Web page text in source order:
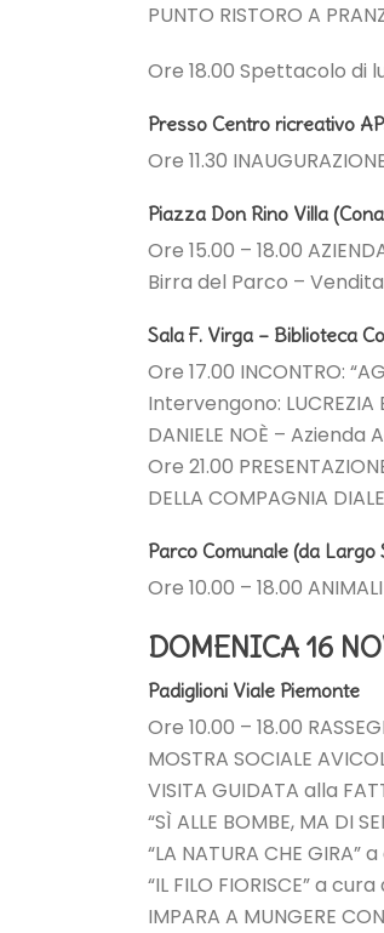
PUNTO RISTORO A
Ore 18.00 Spettacolo di
Presso Centro ricreativo
Ore 11.30
Piazza Don Rino Villa
Ore 15.00 – 18.00
Birra del Parco –
Sala F. Virga – Biblioteca
Ore 17.00 INCONTRO:
Intervengono: LUCREZIA
DANIELE NOÈ – Azienda
Ore 21.00
DELLA COMPAGNIA
Parco Comunale (da Largo
Ore 10.00 – 18.00
DOMENICA 16
Padiglioni Viale Piemonte
Ore 10.00 – 18.00
MOSTRA SOCIALE
VISITA GUIDATA alla
“SÌ ALLE BOMBE, MA DI
“LA NATURA CHE
“IL FILO FIORISCE” a
IMPARA A MUNGERE